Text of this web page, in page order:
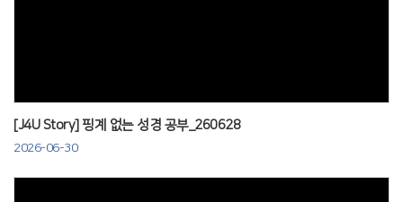
[J4U Story] 핑계 없는 성경 공부_260628
2026-06-30